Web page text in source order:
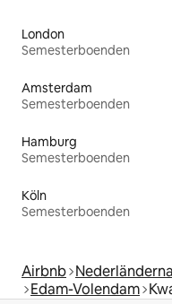
London
Semesterboenden
Amsterdam
Semesterboenden
Hamburg
Semesterboenden
Köln
Semesterboenden
Airbnb Nederländerna
Edam-Volendam